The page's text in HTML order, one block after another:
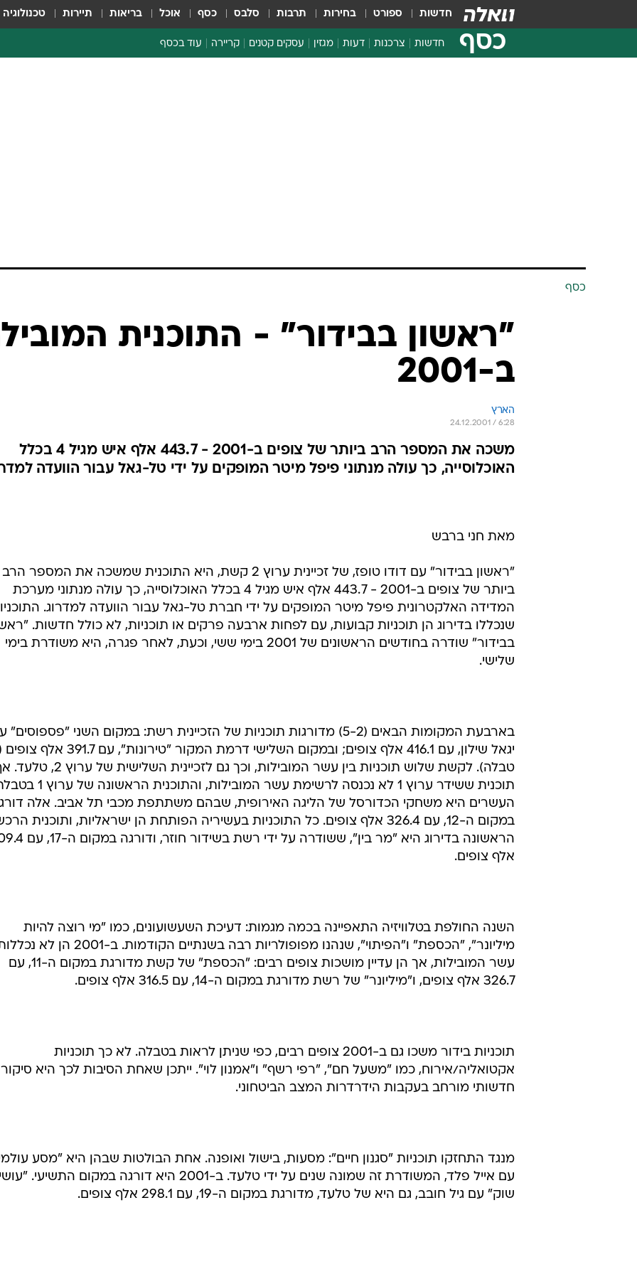
חדשות ספורט בחירות תרבות סלבס כסף אוכל בריאות תיירות טכנולוגיה
כסף חדשות צרכנות דעות מגזין עסקים קטנים קריירה עוד בכסף
כסף
"ראשון בבידור" - התוכנית
ב-2001
הארץ
24.12.2001 / 6:28
משכה את המספר הרב ביותר של צופים ב-2001 - 443.7 אלף איש מגיל 4 בכלל
האוכלוסייה, כך עולה מנתוני פיפל מיטר המופקים על ידי טל-גאל עבור הוועדה
מאת חני ברבש
"ראשון בבידור" עם דודו טופז, של זכיינית ערוץ 2 קשת, היא התוכנית שמשכה את המספר הרב
ביותר של צופים ב-2001 - 443.7 אלף איש מגיל 4 בכלל האוכלוסייה, כך עולה מנתוני מערכת
המדידה האלקטרונית פיפל מיטר המופקים על ידי חברת טל-גאל עבור הוועדה למדרוג.
שנכללו בדירוג הן תוכניות קבועות, עם לפחות ארבעה פרקים או תוכניות, לא כולל חדשות.
בבידור" שודרה בחודשים הראשונים של 2001 בימי ששי, וכעת, לאחר פגרה, היא משודרת בימי
שלישי.
בארבעת המקומות הבאים (5-2) מדורגות תוכניות של הזכיינית רשת: במקום השני "פספוסים"
יגאל שילון, עם 416.1 אלף צופים; ובמקום השלישי דרמת המקור
טבלה). לקשת שלוש תוכניות בין עשר המובילות, וכך גם לזכיינית השלישית של
תוכנית ששידר ערוץ 1 לא נכנסה לרשימת עשר המובילות, והתוכנית הראשונה
העשרים היא משחקי הכדורסל של הליגה האירופית, שבהם משתתפת מכבי תל אביב. אלה
במקום ה-12, עם 326.4 אלף צופים. כל התוכניות בעשיריה הפותחת הן ישראליות, ותוכנית
הראשונה בדירוג היא "מר בין", ששודרה על ידי רשת
אלף צופים.
השנה החולפת בטלוויזיה התאפיינה בכמה מגמות: דעיכת השעשועונים, כמו "מי רוצה להיות
מיליונר", "הכספת" ו"הפיתוי", שנהנו מפופולריות רבה בשנתיים הקודמות.
עשר המובילות, אך הן עדיין מושכות צופים רבים: "הכספת" של קשת מדורגת במקום ה-11, עם
326.7 אלף צופים, ו"מיליונר" של רשת מדורגת במקום ה-14, עם 316.5 אלף צופים.
תוכניות בידור משכו גם ב-2001 צופים רבים, כפי שניתן לראות בטבלה. לא כך תוכניות
אקטואליה/אירוח, כמו "משעל חם", "רפי רשף" ו"אמנון לוי". ייתכן שאחת הסיבות לכך היא סיקור
חדשותי מורחב בעקבות הידרדרות המצב הביטחוני.
מנגד התחזקו תוכניות "סגנון חיים": מסעות, בישול ואופנה. אחת הבולטות שבהן היא "מסע
עם אייל פלד, המשודרת זה שמונה שנים על ידי טלעד. ב-2001 היא דורגה במקום התשיעי.
שוק" עם גיל חובב, גם היא של טלעד, מדורגת במקום ה-19, עם 298.1 אלף צופים.